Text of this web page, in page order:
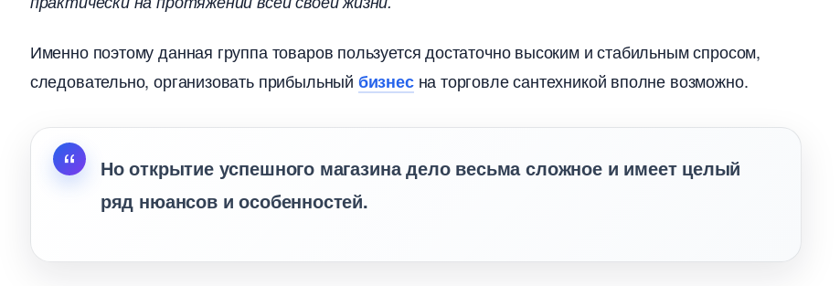
Именно поэтому данная группа товаров пользуется достаточно высоким и стабильным спросом,
следовательно, организовать прибыльный изнесна торговле сантехникой вполне возможно.
Но открытие успешного магазина дело весьма сложное и имеет целый
ряд нюансов и особенностей.